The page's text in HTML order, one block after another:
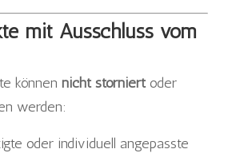
mit Ausschluss vom
können nicht storniertoder
werden:
oder individuell angepasste